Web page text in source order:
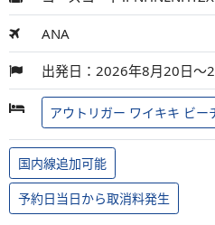
ANA
出発日：2026年8月20日～
アウトリガー ワイキキ ビー
国内線追加可能
予約日当日から取消料発生